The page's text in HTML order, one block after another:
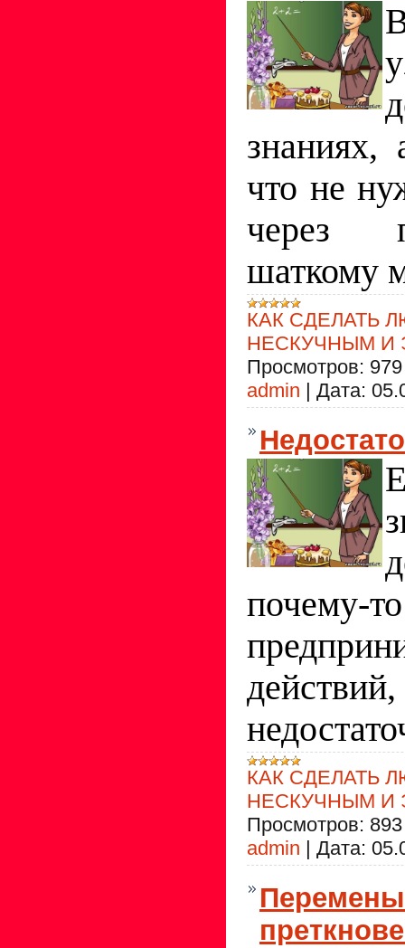
что не
через
шаткому
КАК СДЕЛАТЬ
НЕСКУЧНЫМ И
Просмотров: 979
admin | Дата:
КАК СДЕЛАТЬ
НЕСКУЧНЫМ И
Просмотров: 893
admin | Дата: